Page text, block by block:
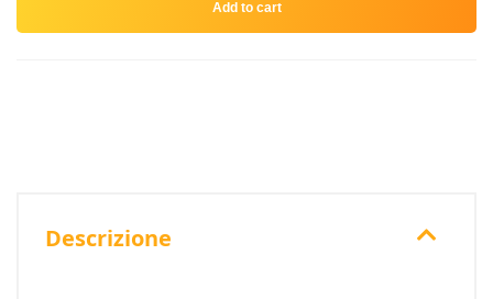
Add to cart
Descrizione